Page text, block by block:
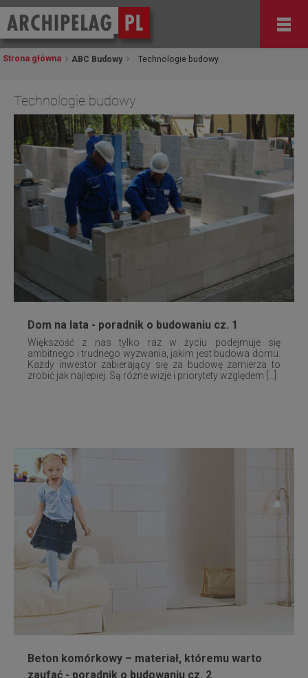
Strona główna ABC Budowy Technologie budowy
Technologie budowy
Dom na lata - poradnik o budowaniu cz. 1
Większość z nas tylko raz w życiu podejmuje się
ambitnego i trudnego wyzwania, jakim jest budowa domu.
Każdy inwestor zabierający się za budowę zamierza to
zrobić jak najlepiej. Są różne wizje i priorytety względem [...]
Beton komórkowy – materiał, któremu warto
zaufać - poradnik o budowaniu cz. 2